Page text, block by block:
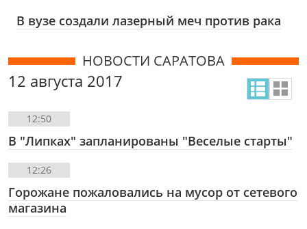
В вузе создали лазерный меч против рака
НОВОСТИ САРАТОВА
12 августа 2017
12:50
В "Липках" запланированы "Веселые старты"
12:26
Горожане пожаловались на мусор от сетевого
магазина